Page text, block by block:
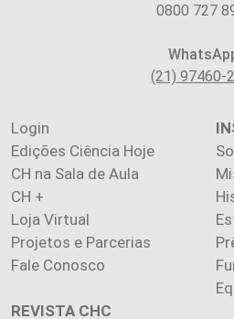
0800 727
(21) 97460-
Login
Edições Ciência Hoje
CH na Sala de Aula
CH +
Loja Virtual
Projetos e Parcerias
Fale Conosco
REVISTA CHC